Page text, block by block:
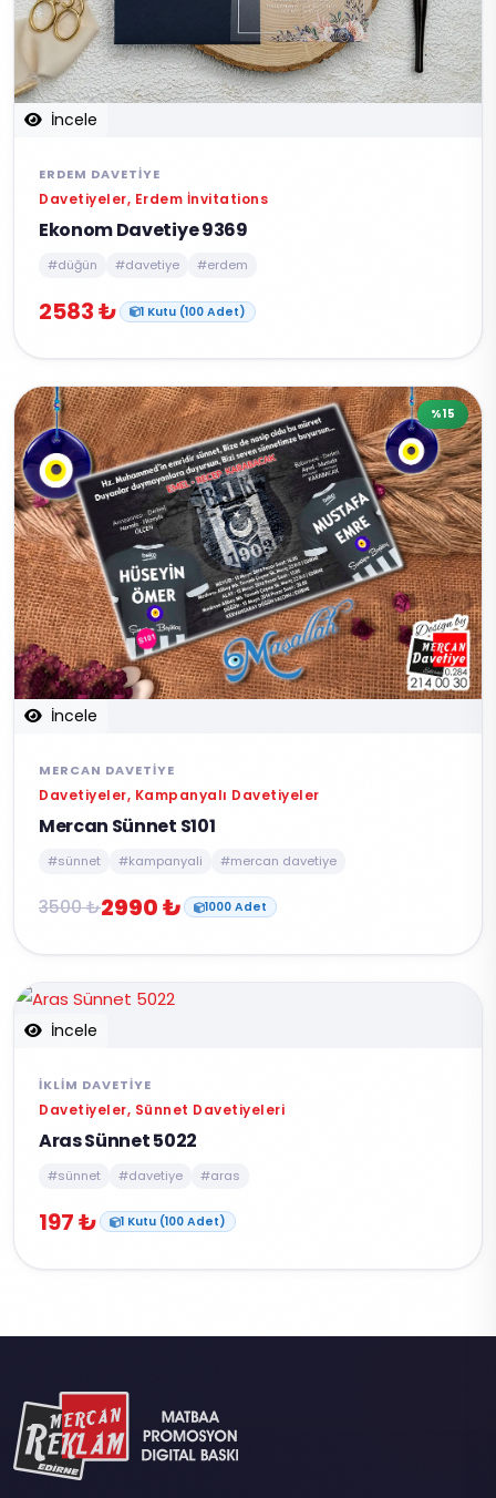
İncele
ERDEM DAVETIYE
Davetiyeler, Erdem İnvitations
Ekonom Davetiye 9369
#düğün #davetiye #erdem
2583 ₺ 1 Kutu (100 Adet)
İncele
%15
MERCAN DAVETIYE
Davetiyeler, Kampanyalı Davetiyeler
Mercan Sünnet S101
#sünnet #kampanyali #mercan davetiye
3500 ₺2990 ₺ 1000 Adet
İncele
İKLIM DAVETIYE
Davetiyeler, Sünnet Davetiyeleri
Aras Sünnet 5022
#sünnet #davetiye #aras
197 ₺ 1 Kutu (100 Adet)